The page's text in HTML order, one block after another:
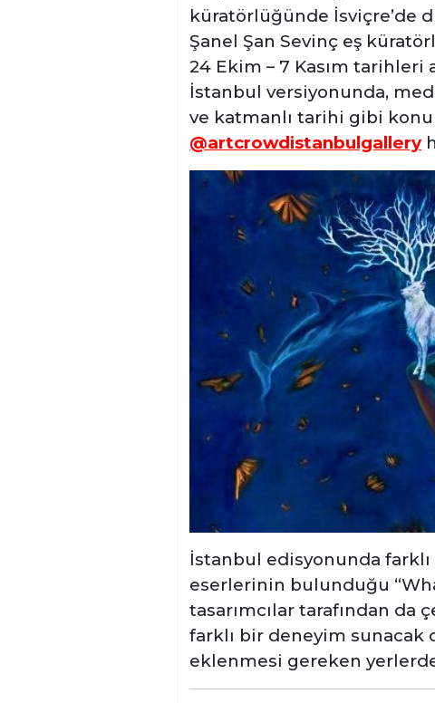
küratörlüğünde İsviçre’de
Şanel Şan Sevinç eş
24 Ekim – 7 Kasım tarihleri
İstanbul versiyonunda,
ve katmanlı tarihi gibi
@artcrowdistanbulgallery
İstanbul edisyonunda farklı
eserlerinin bulunduğu
tasarımcılar tarafından
farklı bir deneyim sunacak
eklenmesi gereken